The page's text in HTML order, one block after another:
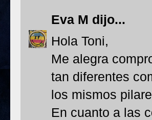
Eva M dijo...
Hola Toni,
Me alegra
tan diferentes
los mismos
En cuanto a las